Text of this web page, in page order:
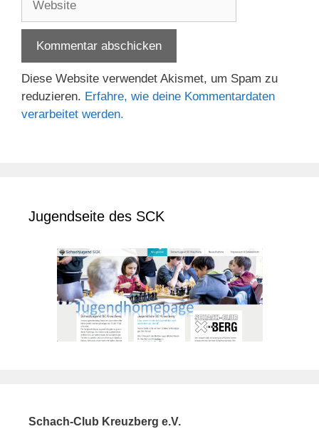
Diese Website verwendet Akismet, um Spam zu
reduzieren. Erfahre, wie deine Kommentardaten
verarbeitet werden.
Jugendseite des SCK
Schach-Club Kreuzberg e.V.